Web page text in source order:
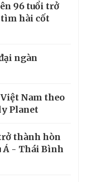
96 tuổi trở
tìm hài cốt
ngàn
Nam theo
Planet
thành hòn
Á - Thái Bình